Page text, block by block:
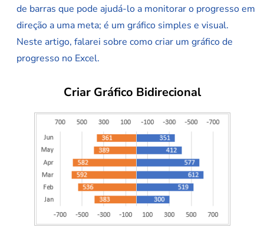
de barras que pode ajudá-lo a monitorar o progresso em
direção a uma meta; é um gráfico simples e visual.
Neste artigo, falarei sobre como criar um gráfico de
progresso no Excel.
Criar Gráfico Bidirecional